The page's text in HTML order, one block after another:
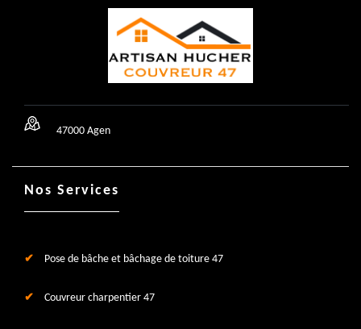
47000 Agen
Nos Services
Pose de bâche et bâchage de toiture 47
Couvreur charpentier 47